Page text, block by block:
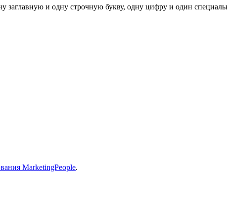
заглавную и одну строчную букву, одну цифру и один
MarketingPeople.